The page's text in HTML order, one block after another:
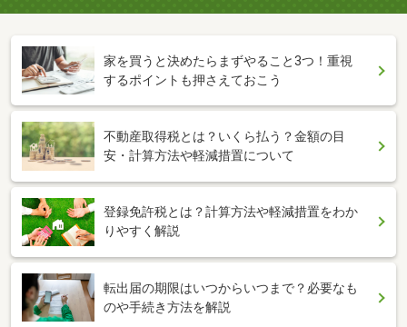
家を買うと決めたらまずやること3つ！重視
するポイントも押さえておこう
不動産取得税とは？いくら払う？金額の目
安・計算方法や軽減措置について
登録免許税とは？計算方法や軽減措置をわか
りやすく解説
転出届の期限はいつからいつまで？必要なも
のや手続き方法を解説